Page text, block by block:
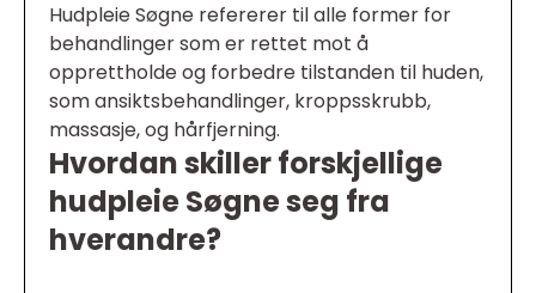
Hudpleie Søgne refererer til alle former for
behandlinger som er rettet mot å
opprettholde og forbedre tilstanden til huden,
som ansiktsbehandlinger, kroppsskrubb,
massasje, og hårfjerning.
Hvordan skiller forskjellige
hudpleie Søgne seg fra
hverandre?